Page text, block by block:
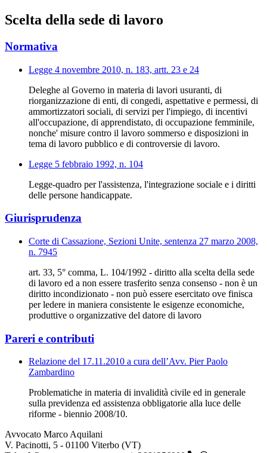
Scelta della sede di lavoro
Normativa
Legge 4 novembre 2010, n. 183, artt. 23 e 24
Deleghe al Governo in materia di lavori usuranti, di
riorganizzazione di enti, di congedi, aspettative e permessi, di
ammortizzatori sociali, di servizi per l'impiego, di incentivi
all'occupazione, di apprendistato, di occupazione femminile,
nonche' misure contro il lavoro sommerso e disposizioni in
tema di lavoro pubblico e di controversie di lavoro.
Legge 5 febbraio 1992, n. 104
Legge-quadro per l'assistenza, l'integrazione sociale e i diritti
delle persone handicappate.
Giurisprudenza
Corte di Cassazione, Sezioni Unite, sentenza 27 marzo 2008,
n. 7945
art. 33, 5° comma, L. 104/1992 - diritto alla scelta della sede
di lavoro ed a non essere trasferito senza consenso - non è un
diritto incondizionato - non può essere esercitato ove finisca
per ledere in maniera consistente le esigenze economiche,
produttive o organizzative del datore di lavoro
Pareri e contributi
Relazione del 17.11.2010 a cura dell’Avv. Pier Paolo
Zambardino
Problematiche in materia di invalidità civile ed in generale
sulla previdenza ed assistenza obbligatorie alla luce delle
riforme - biennio 2008/10.
Avvocato Marco Aquilani
V. Pacinotti, 5 - 01100 Viterbo (VT)